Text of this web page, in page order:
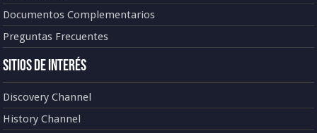
Documentos Complementarios
Preguntas Frecuentes
Sitios de Interés
Discovery Channel
History Channel